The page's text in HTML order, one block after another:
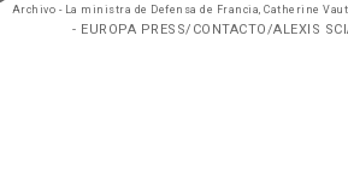
Archivo - La ministra de Defensa de Francia, Catherine
- EUROPA PRESS/CONTACTO/ALEXIS